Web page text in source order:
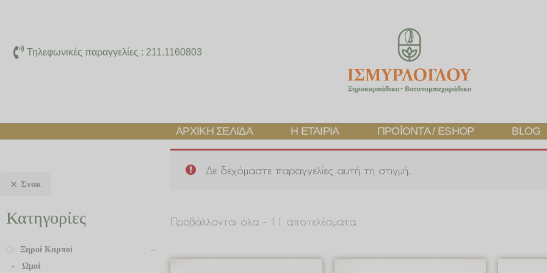
περιεχόμενο
Τηλεφωνικές παραγγελίες : 211.1160803
ΑΡΧΙΚΉ ΣΕΛΊΔΑ Η ΕΤΑΙΡΊΑ ΠΡΟΪΌΝΤΑ / ESHOP BLOG
Σνακ
Κατηγορίες
Ξηροί Καρποί
Ωμοί
Δε δεχόμαστε παραγγελίες αυτή τη στιγμή.
Προβάλλονται όλα - 11 αποτελέσματα